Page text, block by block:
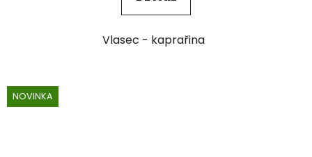
Vlasec - kaprařina
NOVINKA